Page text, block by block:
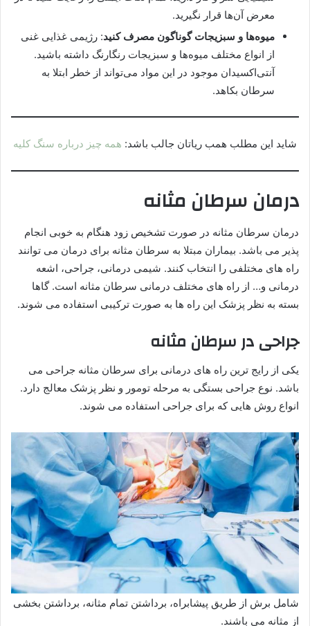
معرض آن‌ها قرار نگیرید.
میوه‌ها و سبزیجات گوناگون مصرف کنید: رژیمی غذایی غنی
از انواع مختلف میوه‌ها و سبزیجات رنگارنگ داشته باشید.
آنتی‌اکسیدان موجود در این مواد می‌تواند از خطر ابتلا به
سرطان بکاهد.
شاید این مطلب همب ریاتان جالب باشد: همه چیز درباره سنگ کلیه
درمان سرطان مثانه
درمان سرطان مثانه در صورت تشخیص زود هنگام به خوبی انجام
پذیر می باشد. بیماران مبتلا به سرطان مثانه برای درمان می توانند
راه های مختلفی را انتخاب کنند. شیمی درمانی، جراحی، اشعه
درمانی و… از راه های مختلف درمانی سرطان مثانه است. گاها
بسته به نظر پزشک این راه ها به صورت ترکیبی استفاده می شوند.
جراحی در سرطان مثانه
یکی از رایج ترین راه های درمانی برای سرطان مثانه جراحی می
باشد. نوع جراحی بستگی به مرحله تومور و نظر پزشک معالج دارد.
انواع روش هایی که برای جراحی استفاده می شوند.
شامل برش از طریق پیشابراه، برداشتن تمام مثانه، برداشتن بخشی
از مثانه می باشند.